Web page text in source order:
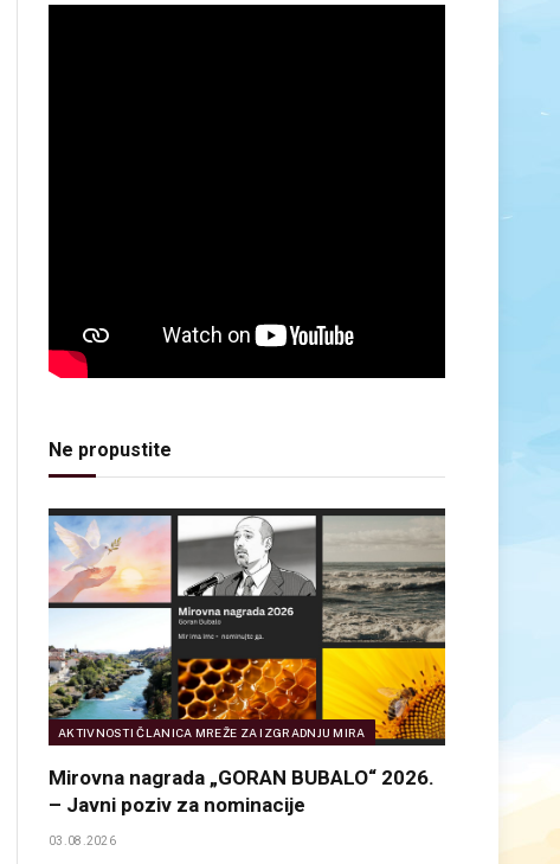
Ne propustite
AKTIVNOSTI ČLANICA MREŽE ZA IZGRADNJU MIRA
Mirovna nagrada „GORAN BUBALO“ 2026.
– Javni poziv za nominacije
03.08.2026